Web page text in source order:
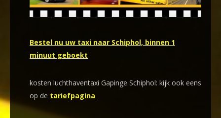
Bestel nu uw taxi naar Schiphol, binnen 1
minuut geboekt
kosten luchthaventaxi Gapinge Schiphol: kijk ook eens
op de tariefpagina